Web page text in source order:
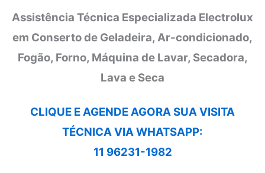
Assistência Técnica Especializada Electrolux
em Conserto de Geladeira, Ar-condicionado,
Fogão, Forno, Máquina de Lavar, Secadora,
Lava e Seca
CLIQUE E AGENDE AGORA SUA VISITA
TÉCNICA VIA WHATSAPP:
11 96231-1982